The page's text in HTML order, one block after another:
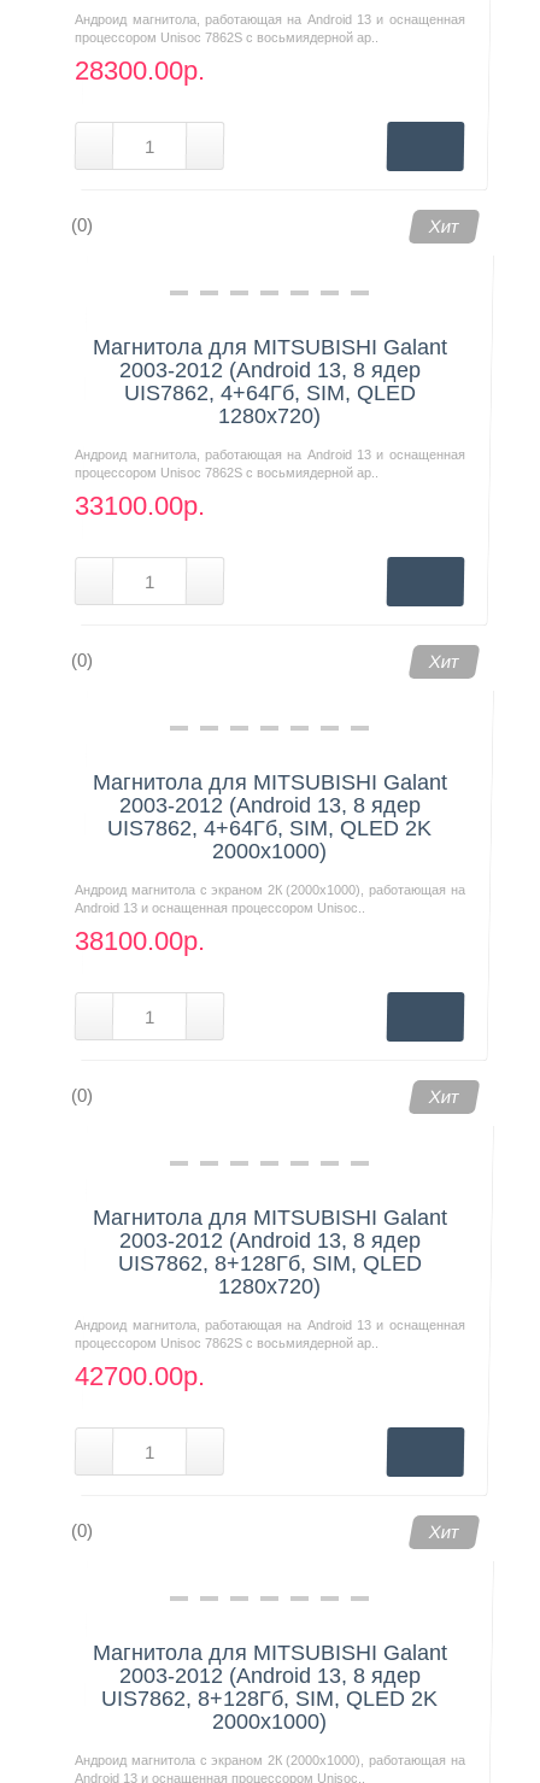
Андроид магнитола, работающая на Android 13 и оснащенная
процессором Unisoc 7862S с восьмиядерной ар..
28300.00р.
(0) Хит
Магнитола для MITSUBISHI Galant
2003-2012 (Android 13, 8 ядер
UIS7862, 4+64Гб, SIM, QLED
1280x720)
Андроид магнитола, работающая на Android 13 и оснащенная
процессором Unisoc 7862S с восьмиядерной ар..
33100.00р.
(0) Хит
Магнитола для MITSUBISHI Galant
2003-2012 (Android 13, 8 ядер
UIS7862, 4+64Гб, SIM, QLED 2K
2000x1000)
Андроид магнитола с экраном 2К (2000х1000), работающая на
Android 13 и оснащенная процессором Unisoc..
38100.00р.
(0) Хит
Магнитола для MITSUBISHI Galant
2003-2012 (Android 13, 8 ядер
UIS7862, 8+128Гб, SIM, QLED
1280x720)
Андроид магнитола, работающая на Android 13 и оснащенная
процессором Unisoc 7862S с восьмиядерной ар..
42700.00р.
(0) Хит
Магнитола для MITSUBISHI Galant
2003-2012 (Android 13, 8 ядер
UIS7862, 8+128Гб, SIM, QLED 2K
2000x1000)
Андроид магнитола с экраном 2К (2000х1000), работающая на
Android 13 и оснащенная процессором Unisoc..